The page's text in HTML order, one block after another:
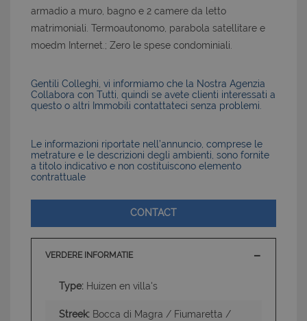
armadio a muro, bagno e 2 camere da letto
matrimoniali. Termoautonomo, parabola satellitare e
moedm Internet.; Zero le spese condominiali.
Gentili Colleghi, vi informiamo che la Nostra Agenzia
Collabora con Tutti, quindi se avete clienti interessati a
questo o altri Immobili contattateci senza problemi.
Le informazioni riportate nell’annuncio, comprese le
metrature e le descrizioni degli ambienti, sono fornite
a titolo indicativo e non costituiscono elemento
contrattuale
CONTACT
VERDERE INFORMATIE
Type: Huizen en villa's
Streek: Bocca di Magra / Fiumaretta /